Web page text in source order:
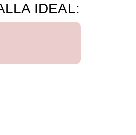
IDEAL: